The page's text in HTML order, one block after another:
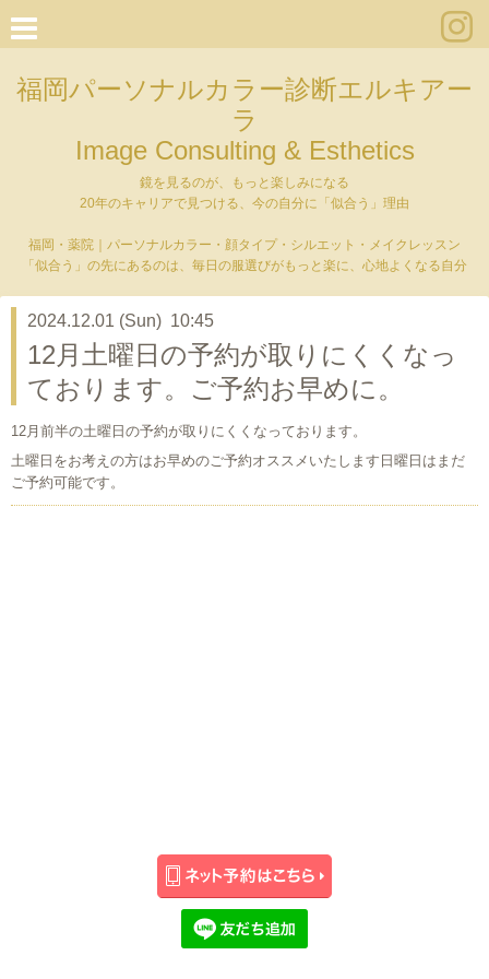
福岡パーソナルカラー診断エルキアー
ラ
Image Consulting & Esthetics
鏡を見るのが、もっと楽しみになる
20年のキャリアで見つける、今の自分に「似合う」理由
福岡・薬院｜パーソナルカラー・顔タイプ・シルエット・メイクレッスン
「似合う」の先にあるのは、毎日の服選びがもっと楽に、心地よくなる自分
2024.12.01 (Sun) 10:45
12月土曜日の予約が取りにくくなっ
ております。ご予約お早めに。
12月前半の土曜日の予約が取りにくくなっております。
土曜日をお考えの方はお早めのご予約オススメいたします日曜日はまだ
ご予約可能です。